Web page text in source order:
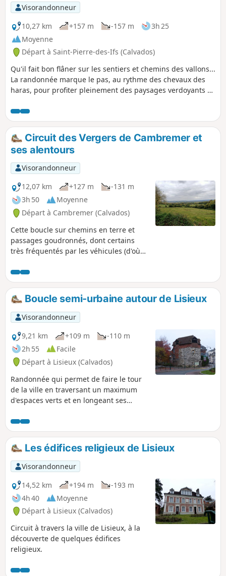
Visorandonneur
10,27 km
+157 m -157 m
3h 25
Moyenne
Départ à Saint-Pierre-des-Ifs (Calvados)
Qu'il fait bon flâner sur les sentiers et chemins des vallons...
La randonnée marque le pas, au rythme des chevaux des
haras, pour profiter pleinement des paysages verdoyants et
Circuit des Vergers de Cambremer et
ses alentours
Visorandonneur
12,07 km
+127 m
-131 m
3h 50
Moyenne
Départ à Cambremer (Calvados)
Cette boucle sur chemins en terre et
passages goudronnés, dont certains
très fréquentés par les véhicules (d'où
parties de sentiers, chemins et routes
communes à d'autres randonnées mais
une grande partie du parcours est
inédit. Itinéraire en général très calme
avec beaucoup de vallons, monts,
manoir, haras, ainsi que le village de
Cambremer à visiter en fin de parcours
pour ceux qui le souhaitent.
Boucle semi-urbaine autour de Lisieux
Visorandonneur
9,21 km
+109 m
-110 m
2h 55
Facile
Départ à Lisieux (Calvados)
Randonnée qui permet de faire le tour
de la ville en traversant un maximum
d'espaces verts et en longeant ses
bosses pour les sportifs !
Les édifices religieux de Lisieux
Visorandonneur
14,52 km
+194 m
-193 m
4h 40
Moyenne
Départ à Lisieux (Calvados)
Circuit à travers la ville de Lisieux, à la
découverte de quelques édifices
religieux.